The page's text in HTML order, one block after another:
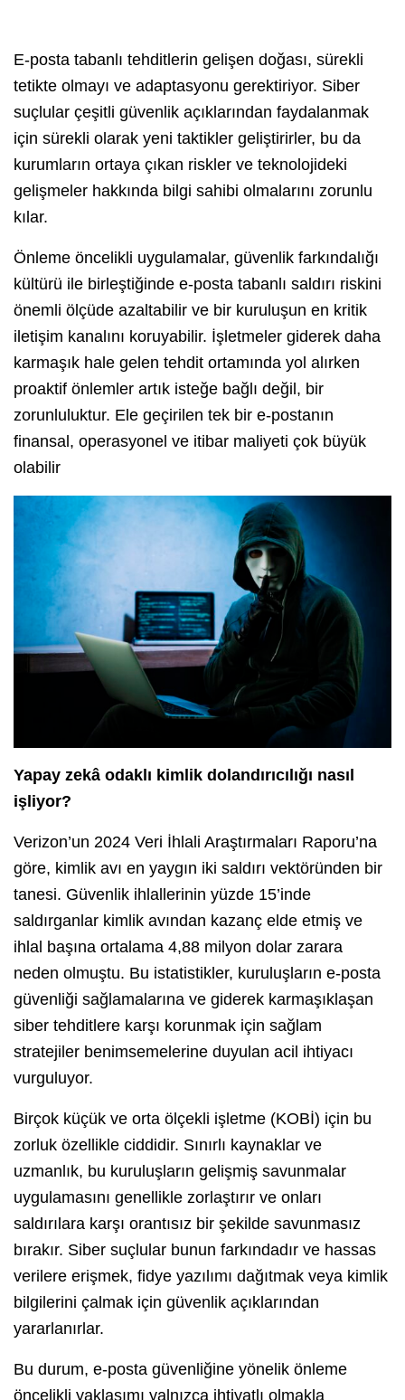
E-posta tabanlı tehditlerin gelişen doğası, sürekli
tetikte olmayı ve adaptasyonu gerektiriyor. Siber
suçlular çeşitli güvenlik açıklarından faydalanmak
için sürekli olarak yeni taktikler geliştirirler, bu da
kurumların ortaya çıkan riskler ve teknolojideki
gelişmeler hakkında bilgi sahibi olmalarını zorunlu
kılar.
Önleme öncelikli uygulamalar, güvenlik farkındalığı
kültürü ile birleştiğinde e-posta tabanlı saldırı riskini
önemli ölçüde azaltabilir ve bir kuruluşun en kritik
iletişim kanalını koruyabilir. İşletmeler giderek daha
karmaşık hale gelen tehdit ortamında yol alırken
proaktif önlemler artık isteğe bağlı değil, bir
zorunluluktur. Ele geçirilen tek bir e-postanın
finansal, operasyonel ve itibar maliyeti çok büyük
olabilir
Yapay zekâ odaklı kimlik dolandırıcılığı nasıl
işliyor?
Verizon’un 2024 Veri İhlali Araştırmaları Raporu’na
göre, kimlik avı en yaygın iki saldırı vektöründen bir
tanesi. Güvenlik ihlallerinin yüzde 15’inde
saldırganlar kimlik avından kazanç elde etmiş ve
ihlal başına ortalama 4,88 milyon dolar zarara
neden olmuştu. Bu istatistikler, kuruluşların e-posta
güvenliği sağlamalarına ve giderek karmaşıklaşan
siber tehditlere karşı korunmak için sağlam
stratejiler benimsemelerine duyulan acil ihtiyacı
vurguluyor.
Birçok küçük ve orta ölçekli işletme (KOBİ) için bu
zorluk özellikle ciddidir. Sınırlı kaynaklar ve
uzmanlık, bu kuruluşların gelişmiş savunmalar
uygulamasını genellikle zorlaştırır ve onları
saldırılara karşı orantısız bir şekilde savunmasız
bırakır. Siber suçlular bunun farkındadır ve hassas
verilere erişmek, fidye yazılımı dağıtmak veya kimlik
bilgilerini çalmak için güvenlik açıklarından
yararlanırlar.
Bu durum, e-posta güvenliğine yönelik önleme
öncelikli yaklaşımı yalnızca ihtiyatlı olmakla